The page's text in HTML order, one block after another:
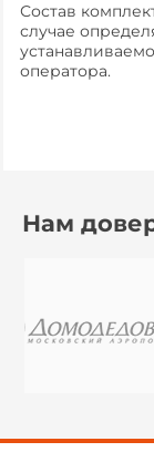
Состав
случае
оператора.
Нам